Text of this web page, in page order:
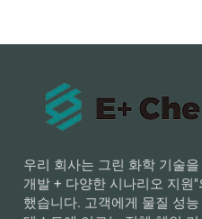
우리 회사는 그린 화학 기술
개발 + 다양한 시나리오 지원
했습니다. 고객에게 물질 성